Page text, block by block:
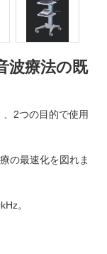
波療法の既
、2つの目的で使用
の最速化を図れま
。